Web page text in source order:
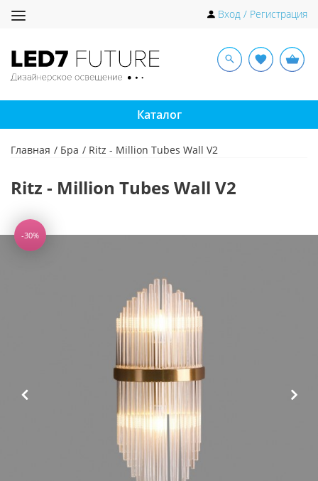
Toggle
Вход / Регистрация
Каталог
Главная Бра Ritz - Million Tubes Wall V2
Ritz - Million Tubes Wall V2
-30%